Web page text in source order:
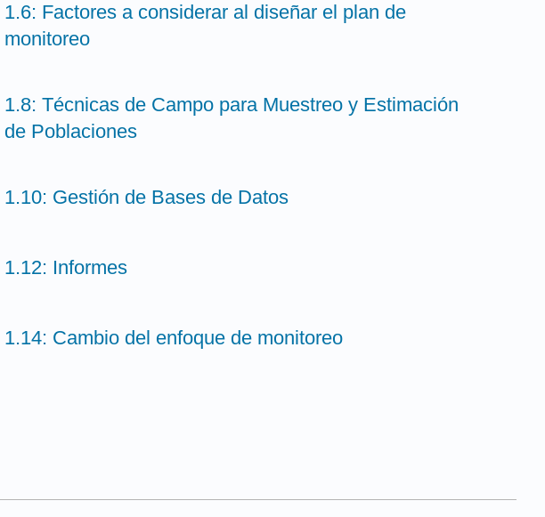
1.6: Factores a considerar al diseñar el plan de
monitoreo
1.8: Técnicas de Campo para Muestreo y Estimación
de Poblaciones
1.10: Gestión de Bases de Datos
1.12: Informes
1.14: Cambio del enfoque de monitoreo